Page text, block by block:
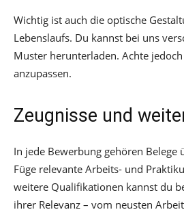
Wichtig ist auch die optische
Lebenslaufs. Du kannst bei uns
Muster herunterladen. Achte
anzupassen.
Zeugnisse und
In jede Bewerbung gehören Belege
Füge relevante Arbeits- und
weitere Qualifikationen kannst du
ihrer Relevanz – vom neusten